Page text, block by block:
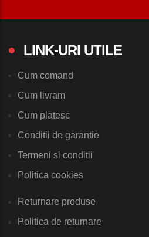
LINK-URI UTILE
Cum comand
Cum livram
Cum platesc
Conditii de garantie
Termeni si conditii
Politica cookies
Returnare produse
Politica de returnare